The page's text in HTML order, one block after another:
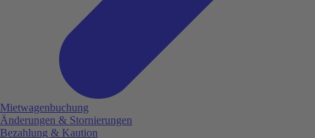
Mietwagenbuchung
Änderungen & Stornierungen
Bezahlung & Kaution